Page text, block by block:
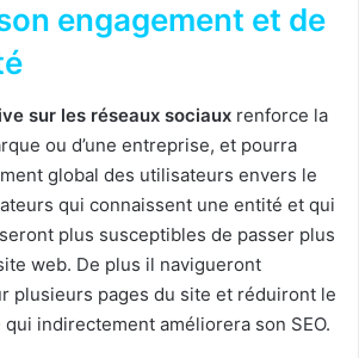
engagement et de
sur les réseaux sociaux renforce la
ou d’une entreprise, et pourra
global des utilisateurs envers le
qui connaissent une entité et qui
plus susceptibles de passer plus
web. De plus il navigueront
plusieurs pages du site et réduiront le
indirectement améliorera son SEO.